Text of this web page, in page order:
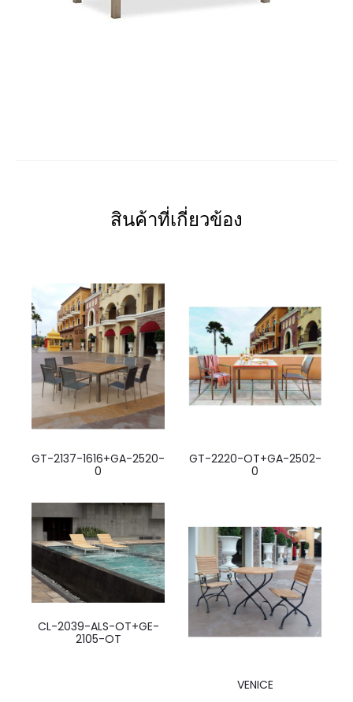
สินค้าที่เกี่ยวข้อง
GT-2137-1616+GA-2520-
0
GT-2220-OT+GA-2502-
0
CL-2039-ALS-OT+GE-
2105-OT
VENICE